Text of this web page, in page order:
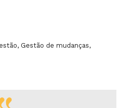
Gestão de mudanças,